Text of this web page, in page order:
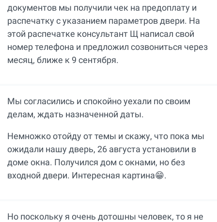
документов мы получили чек на предоплату и
распечатку с указанием параметров двери. На
этой распечатке консультант Щ написал свой
номер телефона и предложил созвониться через
месяц, ближе к 9 сентября.
Мы согласились и спокойно уехали по своим
делам, ждать назначенной даты.
Немножко отойду от темы и скажу, что пока мы
ожидали нашу дверь, 26 августа установили в
доме окна. Получился дом с окнами, но без
входной двери. Интересная картина😁.
Но поскольку я очень дотошны человек, то я не